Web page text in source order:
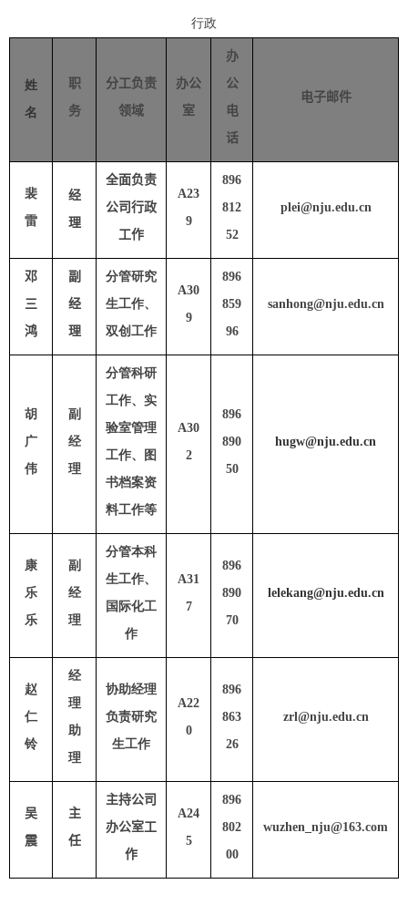
行政
姓
名
职
务
分工负责
领域
办公
室
办
公
电
话
电子邮件
裴
雷
经
理
全面负责
公司行政
工作
A23
9
896
812
52
plei@nju.edu.cn
邓
三
鸿
副
经
理
分管研究
生工作、
双创工作
A30
9
896
859
96
sanhong@nju.edu.cn
胡
广
伟
副
经
理
分管科研
工作、实
验室管理
工作、图
书档案资
料工作等
A30
2
896
890
50
hugw@nju.edu.cn
康
乐
乐
副
经
理
分管本科
生工作、
国际化工
作
A31
7
896
890
70
lelekang@nju.edu.cn
赵
仁
铃
经
理
助
理
协助经理
负责研究
生工作
A22
0
896
863
26
zrl@nju.edu.cn
吴
震
主
任
主持公司
办公室工
作
A24
5
896
802
00
wuzhen_nju@163.com